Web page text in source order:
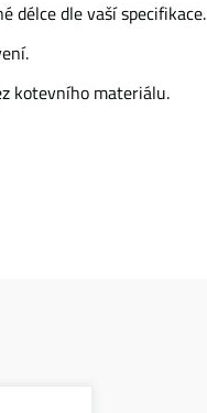
délce dle vaší specifikace.
kotevního materiálu.